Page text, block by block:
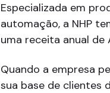
Especializada em
automação, a NHP
uma receita anual de
Quando a empresa
sua base de clientes